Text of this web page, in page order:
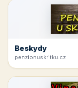
Beskydy
penzionuskritku.cz